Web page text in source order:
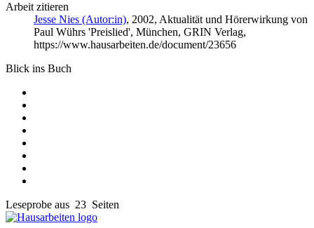
Arbeit zitieren
Jesse Nies (Autor:in), 2002, Aktualität und Hörerwirkung von
Paul Wührs 'Preislied', München, GRIN Verlag,
https://www.hausarbeiten.de/document/23656
Blick ins Buch
Leseprobe aus 23 Seiten